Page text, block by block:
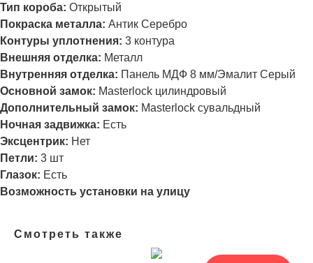
Тип короба: Открытый
Покраска металла: Антик Серебро
Контуры уплотнения: 3 контура
Внешняя отделка: Металл
Внутренняя отделка: Панель МДФ 8 мм/Эмалит Серый
Основной замок: Masterlock цилиндровый
Дополнительный замок: Masterlock сувальдный
Ночная задвижка: Есть
Эксцентрик: Нет
Петли: 3 шт
Глазок: Есть
Возможность установки на улицу
Смотреть также